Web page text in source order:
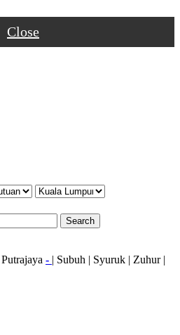
Close
- | Subuh | Syuruk | Zuhur |